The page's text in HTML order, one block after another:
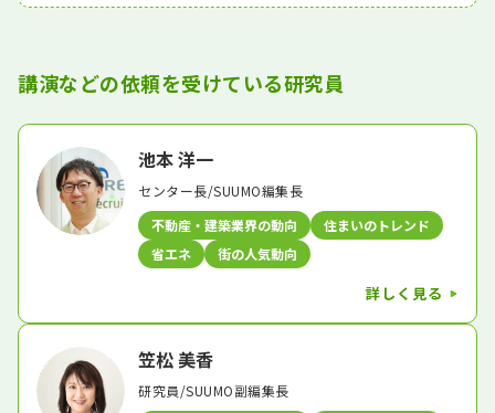
講演などの依頼を受けている研究員
池本 洋一
センター長/SUUMO編集長
不動産・建築業界の動向
住まいのトレンド
省エネ
街の人気動向
詳しく見る
笠松 美香
研究員/SUUMO副編集長